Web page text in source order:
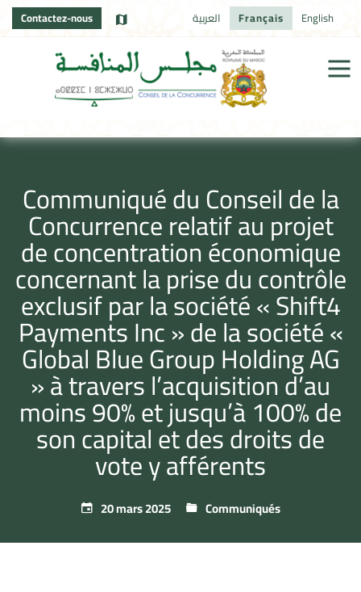
Contactez-nous العربية Français English
Communiqué du Conseil de la
Concurrence relatif au projet
de concentration économique
concernant la prise du contrôle
exclusif par la société « Shift4
Payments Inc » de la société «
Global Blue Group Holding AG
» à travers l’acquisition d’au
moins 90% et jusqu’à 100% de
son capital et des droits de
vote y afférents
20 mars 2025 Communiqués